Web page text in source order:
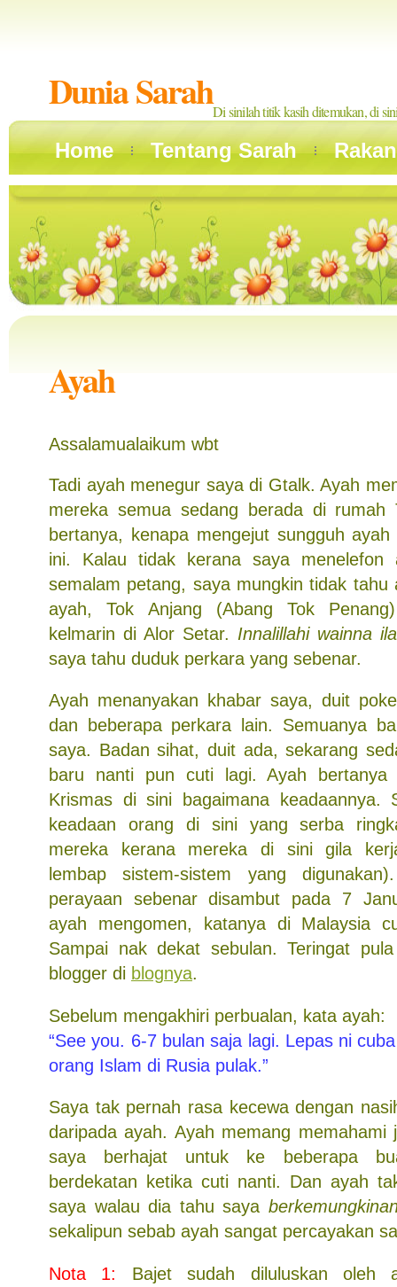
Dunia SarahDi sinilah titik kasih ditemukan, di
Home Tentang Sarah
Ayah
Assalamualaikum wbt
Tadi ayah menegur saya di Gtalk. Ayah
mereka semua sedang berada di rumah
bertanya, kenapa mengejut sungguh
ini. Kalau tidak kerana saya menelefon
semalam petang, saya mungkin tidak tahu
ayah, Tok Anjang (Abang Tok
kelmarin di Alor Setar. Innalillahi wainna
saya tahu duduk perkara yang sebenar.
Ayah menanyakan khabar saya, duit
dan beberapa perkara lain. Semuanya
saya. Badan sihat, duit ada, sekarang
baru nanti pun cuti lagi. Ayah bertanya
Krismas di sini bagaimana keadaannya.
keadaan orang di sini yang serba
mereka kerana mereka di sini gila
lembap sistem-sistem yang
perayaan sebenar disambut pada 7
ayah mengomen, katanya di Malaysia
Sampai nak dekat sebulan. Teringat
blogger di blognya.
Sebelum mengakhiri perbualan, kata ayah:
“See you. 6-7 bulan saja lagi. Lepas ni
orang Islam di Rusia pulak.”
Saya tak pernah rasa kecewa dengan
daripada ayah. Ayah memang memahami
saya berhajat untuk ke beberapa
berdekatan ketika cuti nanti. Dan ayah
saya walau dia tahu saya
sekalipun sebab ayah sangat percayakan
Nota 1:
Bajet sudah diluluskan oleh